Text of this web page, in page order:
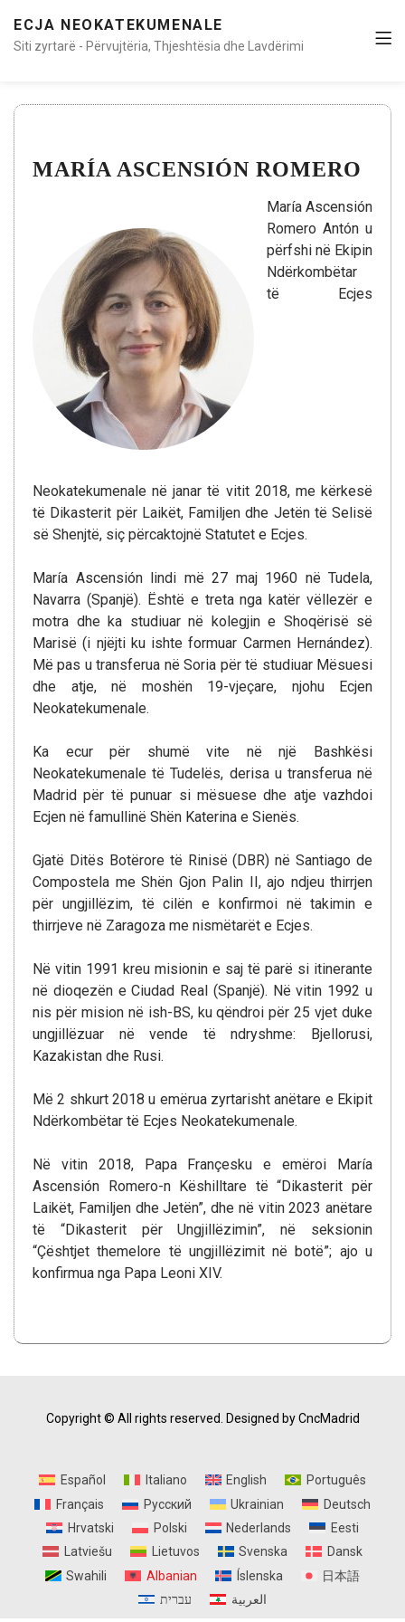
ECJA NEOKATEKUMENALE
Siti zyrtarë - Përvujtëria, Thjeshtësia dhe Lavdërimi
MARÍA ASCENSIÓN ROMERO
María Ascensión
Romero Antón u
përfshi në Ekipin
Ndërkombëtar
të Ecjes
Neokatekumenale në janar të vitit 2018, me kërkesë
të Dikasterit për Laikët, Familjen dhe Jetën të Selisë
së Shenjtë, siç përcaktojnë Statutet e Ecjes.
María Ascensión lindi më 27 maj 1960 në Tudela,
Navarra (Spanjë). Është e treta nga katër vëllezër e
motra dhe ka studiuar në kolegjin e Shoqërisë së
Marisë (i njëjti ku ishte formuar Carmen Hernández).
Më pas u transferua në Soria për të studiuar Mësuesi
dhe atje, në moshën 19-vjeçare, njohu Ecjen
Neokatekumenale.
Ka ecur për shumë vite në një Bashkësi
Neokatekumenale të Tudelës, derisa u transferua në
Madrid për të punuar si mësuese dhe atje vazhdoi
Ecjen në famullinë Shën Katerina e Sienës.
Gjatë Ditës Botërore të Rinisë (DBR) në Santiago de
Compostela me Shën Gjon Palin II, ajo ndjeu thirrjen
për ungjillëzim, të cilën e konfirmoi në takimin e
thirrjeve në Zaragoza me nismëtarët e Ecjes.
Në vitin 1991 kreu misionin e saj të parë si itinerante
në dioqezën e Ciudad Real (Spanjë). Në vitin 1992 u
nis për mision në ish-BS, ku qëndroi për 25 vjet duke
ungjillëzuar në vende të ndryshme: Bjellorusi,
Kazakistan dhe Rusi.
Më 2 shkurt 2018 u emërua zyrtarisht anëtare e Ekipit
Ndërkombëtar të Ecjes Neokatekumenale.
Në vitin 2018, Papa Françesku e emëroi María
Ascensión Romero-n Këshilltare të “Dikasterit për
Laikët, Familjen dhe Jetën”, dhe në vitin 2023 anëtare
të “Dikasterit për Ungjillëzimin”, në seksionin
“Çështjet themelore të ungjillëzimit në botë”; ajo u
konfirmua nga Papa Leoni XIV.
Copyright © All rights reserved. Designed by CncMadrid
Español Italiano English
Português
Français
Русский Ukrainian
Deutsch
Hrvatski
Polski Nederlands
Eesti
Latviešu
Lietuvos Svenska
Dansk
Swahili
Albanian Íslenska
日本語
עברית
العربية